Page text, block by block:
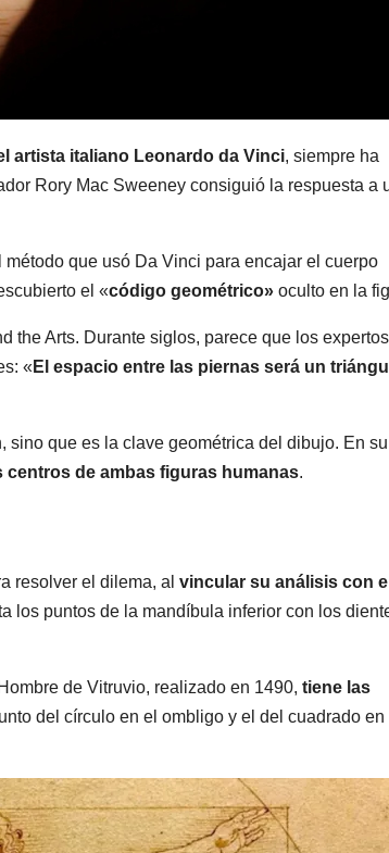
artista italiano Leonardo da Vinci, siempre ha
Rory Mac Sweeney consiguió la respuesta a
que usó Da Vinci para encajar el cuerpo
el «código geométrico» oculto en la
the Arts. Durante siglos, parece que los expertos
« El espacio entre las piernas será un
que es la clave geométrica del dibujo. En su
centros de ambas figuras humanas.
resolver el dilema, al vincular su análisis con
los puntos de la mandíbula inferior con los
de Vitruvio, realizado en 1490, tiene las
del círculo en el ombligo y el del cuadrado en